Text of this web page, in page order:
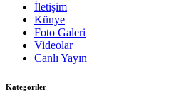
İletişim
Künye
Foto Galeri
Videolar
Canlı Yayın
Kategoriler